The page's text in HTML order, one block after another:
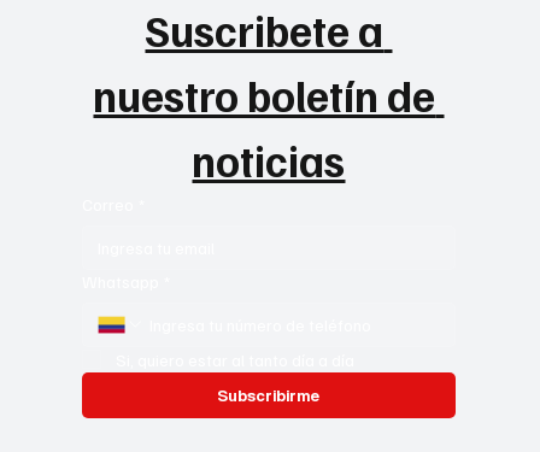
Suscribete a
nuestro boletín de
noticias
Subscribirme